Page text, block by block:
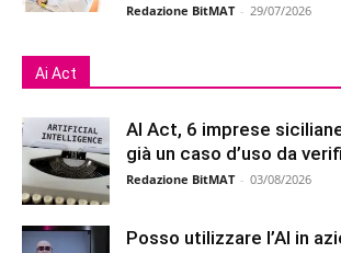
Redazione BitMAT - 29/07/2026
Ai Act
AI Act, 6 imprese
già un caso d’uso da
Redazione BitMAT - 03/08/2026
Posso utilizzare l’AI in